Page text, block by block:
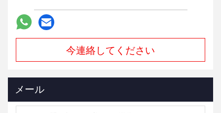
今連絡してください
メール